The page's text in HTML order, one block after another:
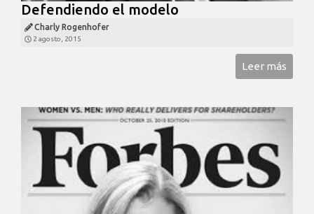
Defendiendo el modelo
Charly Rogenhofer
2 agosto, 2015
Leer más